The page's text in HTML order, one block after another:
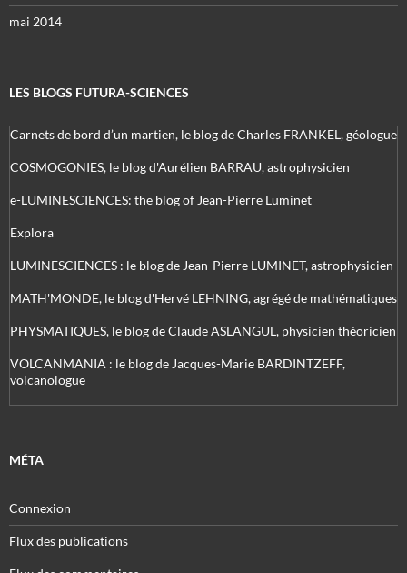
mai 2014
LES BLOGS FUTURA-SCIENCES
Carnets de bord d’un martien, le blog de Charles FRANKEL, géologue
COSMOGONIES, le blog d'Aurélien BARRAU, astrophysicien
e-LUMINESCIENCES: the blog of Jean-Pierre Luminet
Explora
LUMINESCIENCES : le blog de Jean-Pierre LUMINET, astrophysicien
MATH'MONDE, le blog d'Hervé LEHNING, agrégé de mathématiques
PHYSMATIQUES, le blog de Claude ASLANGUL, physicien théoricien
VOLCANMANIA : le blog de Jacques-Marie BARDINTZEFF,
volcanologue
MÉTA
Connexion
Flux des publications